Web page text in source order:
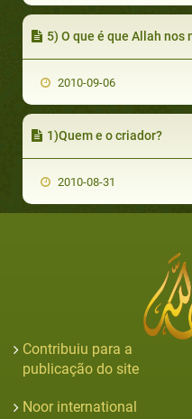
5) O que é que Allah nos
2010-09-06
1)Quem e o criador?
2010-08-31
Contribuiu para a
publicação do site
Noor international